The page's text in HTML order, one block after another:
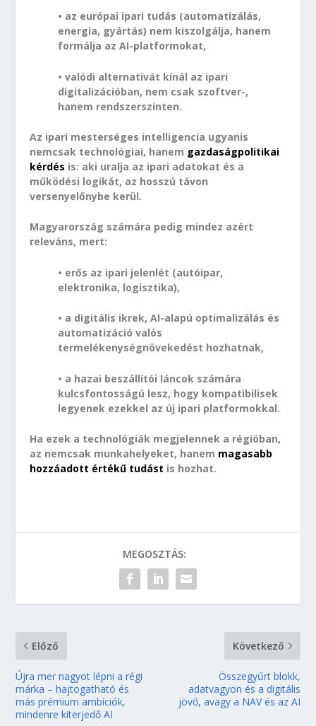
• az európai ipari tudás (automatizálás,
energia, gyártás) nem kiszolgálja, hanem
formálja az AI-platformokat,
• valódi alternatívát kínál az ipari
digitalizációban, nem csak szoftver-,
hanem rendszerszinten.
Az ipari mesterséges intelligencia ugyanis
nemcsak technológiai, hanem gazdaságpolitikai
kérdés is: aki uralja az ipari adatokat és a
működési logikát, az hosszú távon
versenyelőnybe kerül.
Magyarország számára pedig mindez azért
releváns, mert:
• erős az ipari jelenlét (autóipar,
elektronika, logisztika),
• a digitális ikrek, AI-alapú optimalizálás és
automatizáció valós
termelékenységnövekedést hozhatnak,
• a hazai beszállítói láncok számára
kulcsfontosságú lesz, hogy kompatibilisek
legyenek ezekkel az új ipari platformokkal.
Ha ezek a technológiák megjelennek a régióban,
az nemcsak munkahelyeket, hanem magasabb
hozzáadott értékű tudást is hozhat.
MEGOSZTÁS:
Előző
Újra mer nagyot lépni a régi
márka – hajtogatható és
más prémium ambíciók,
mindenre kiterjedő AI
Következő
Összegyűrt blokk,
adatvagyon és a digitális
jövő, avagy a NAV és az AI